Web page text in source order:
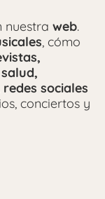
nuestra web.
, cómo
sociales
conciertos y